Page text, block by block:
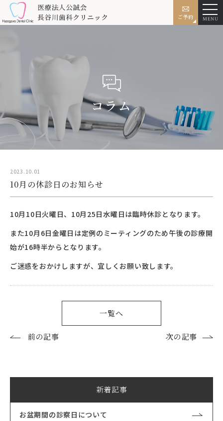
ご予約 MENU
コラム
2023.10.01
10月の休診日のお知らせ
10月10日火曜日、10月25日水曜日は臨時休診となります。
また10月6日金曜日は定例のミーティングのため午後の診療開
始が16時半からとなります。
ご迷惑をおかけしますが、宜しくお願い致します。
前の記事
一覧へ
次の記事
新着記事
お盆期間の診察日について